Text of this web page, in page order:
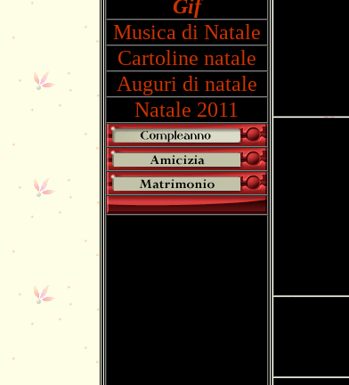
Gif
Musica di Natale
Cartoline natale
Auguri di natale
Natale 2011